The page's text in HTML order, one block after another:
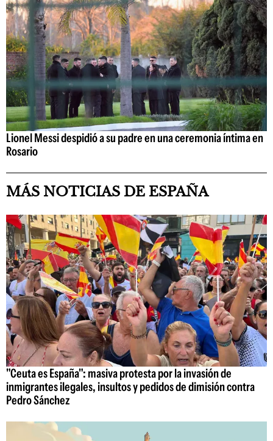
Lionel Messi despidió a su padre en una ceremonia íntima en
Rosario
MÁS NOTICIAS DE ESPAÑA
"Ceuta es España": masiva protesta por la invasión de
inmigrantes ilegales, insultos y pedidos de dimisión contra
Pedro Sánchez